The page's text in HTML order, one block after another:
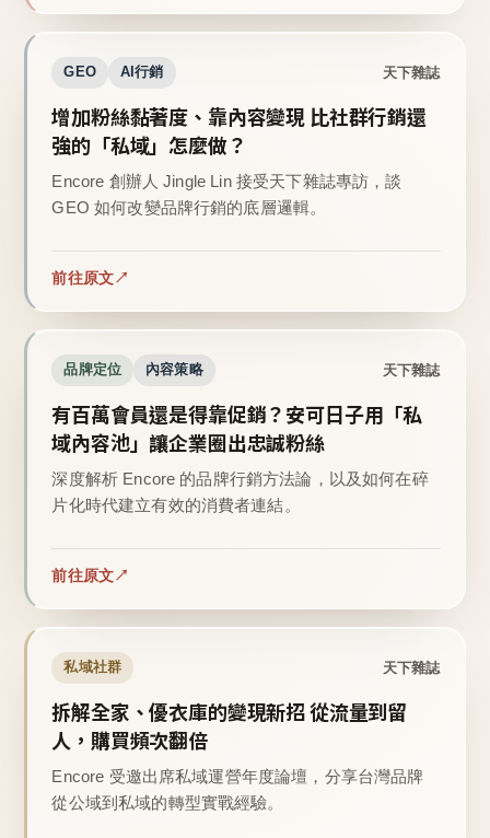
GEO AI行銷 天下雜誌
增加粉絲黏著度、靠內容變現 比社群行銷還
強的「私域」怎麼做？
Encore 創辦人 Jingle Lin 接受天下雜誌專訪，談
GEO 如何改變品牌行銷的底層邏輯。
前往原文
品牌定位 內容策略 天下雜誌
有百萬會員還是得靠促銷？安可日子用「私
域內容池」讓企業圈出忠誠粉絲
深度解析 Encore 的品牌行銷方法論，以及如何在碎
片化時代建立有效的消費者連結。
前往原文
私域社群 天下雜誌
拆解全家、優衣庫的變現新招 從流量到留
人，購買頻次翻倍
Encore 受邀出席私域運營年度論壇，分享台灣品牌
從公域到私域的轉型實戰經驗。